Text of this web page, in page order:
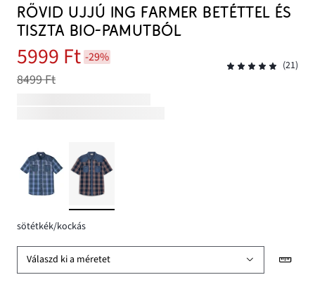
RÖVID UJJÚ ING FARMER BETÉTTEL ÉS
TISZTA BIO-PAMUTBÓL
5999 Ft -29%
8499 Ft
(21)
sötétkék/kockás
Válaszd ki a méretet